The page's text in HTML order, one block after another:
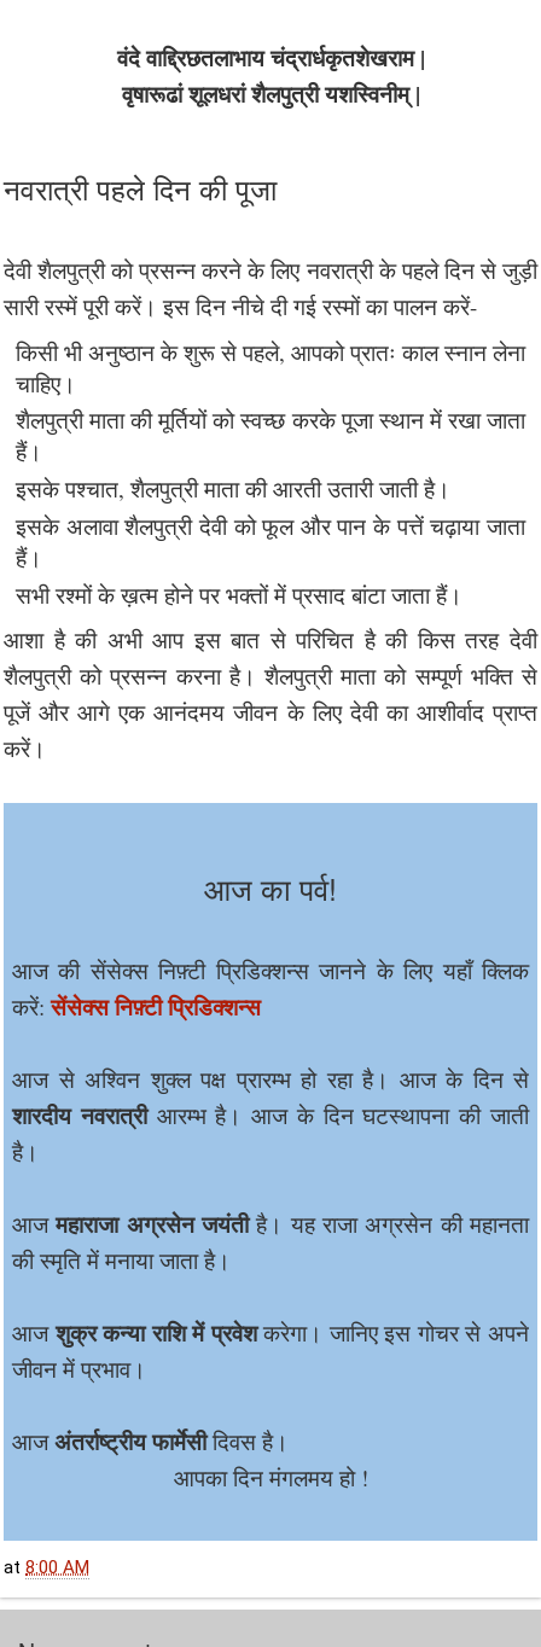
वंदे वाद्द्रिछतलाभाय चंद्रार्धकृतशेखराम |
वृषारूढां शूलधरां शैलपुत्री यशस्विनीम्‌ |
नवरात्री पहले दिन की पूजा
देवी शैलपुत्री को प्रसन्न करने के लिए नवरात्री के पहले दिन से जुड़ी
सारी रस्में पूरी करें। इस दिन नीचे दी गई रस्मों का पालन करें-
किसी भी अनुष्ठान के शुरू से पहले, आपको प्रातः काल स्नान लेना
चाहिए।
शैलपुत्री माता की मूर्तियों को स्वच्छ करके पूजा स्थान में रखा जाता
हैं।
इसके पश्चात, शैलपुत्री माता की आरती उतारी जाती है।
इसके अलावा शैलपुत्री देवी को फूल और पान के पत्तें चढ़ाया जाता
हैं।
सभी रश्मों के ख़त्म होने पर भक्तों में प्रसाद बांटा जाता हैं।
आशा है की अभी आप इस बात से परिचित है की किस तरह देवी
शैलपुत्री को प्रसन्न करना है। शैलपुत्री माता को सम्पूर्ण भक्ति से
पूजें और आगे एक आनंदमय जीवन के लिए देवी का आशीर्वाद प्राप्त
करें।
आज का पर्व!
आज की सेंसेक्स निफ़्टी प्रिडिक्शन्स जानने के लिए यहाँ क्लिक
करें:सेंसेक्स निफ़्टी प्रिडिक्शन्स
आज से अश्विन शुक्ल पक्ष प्रारम्भ हो रहा है। आज के दिन से
शारदीय नवरात्रीआरम्भ है। आज के दिन घटस्थापना की जाती
है।
आजमहाराजा अग्रसेन जयंतीहै। यह राजा अग्रसेन की महानता
की स्मृति में मनाया जाता है।
आजशुक्र कन्या राशि में प्रवेशकरेगा। जानिए इस गोचर से अपने
जीवन में प्रभाव।
आजअंतर्राष्ट्रीय फार्मेसीदिवस है।
आपका दिन मंगलमय हो !
at 8:00 AM